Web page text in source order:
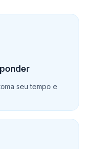
seu tempo e